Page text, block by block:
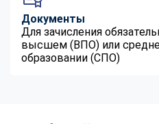
Документы
Для зачисления
высшем (ВПО) или
образовании (СПО)